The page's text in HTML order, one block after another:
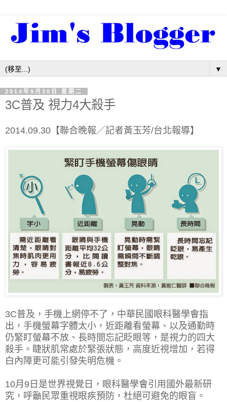
▼
2014年9月30日 星期二
3C普及 視力4大殺手
2014.09.30【聯合晚報╱記者黃玉芳/台北報導】
3C普及，手機上網停不了，中華民國眼科醫學會指
出，手機螢幕字體太小，近距離看螢幕、以及通勤時
仍緊盯螢幕不放、長時間忘記眨眼等，是視力的四大
殺手。睫狀肌常處於緊張狀態，高度近視增加，若得
白內障更可能引發失明危機。
10月9日是世界視覺日，眼科醫學會引用國外最新研
究，呼籲民眾重視眼疾預防，杜絕可避免的眼盲。